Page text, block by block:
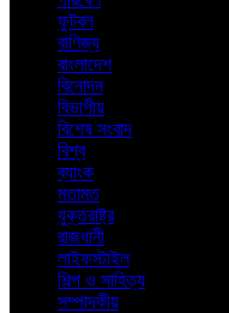
ফুটবল
বাণিজ্য
বাংলাদেশ
বিনোদন
বিভাগীয়
বিশেষ সংবাদ
বিশ্ব
ব্যাংক
মতামত
যুক্তরাষ্ট্র
রাজধানী
লাইফস্টাইল
শিল্প ও সাহিত্য
সম্পাদকীয়